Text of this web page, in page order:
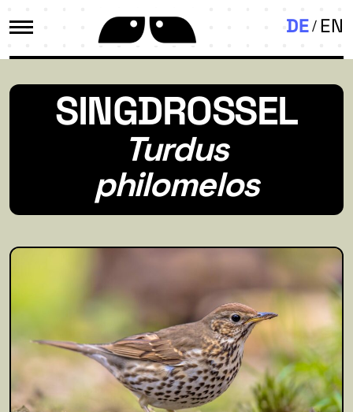
DE EN
SINGDROSSEL
Turdus
philomelos